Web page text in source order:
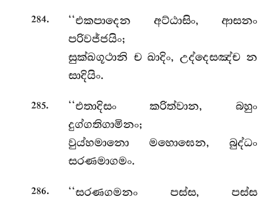
284.
‘‘එකපාදෙන අට්ඨාසිං, ආසනං
පරිවජ්ජයිං;
සුක්ඛගූථානි ච ඛාදිං, උද්දෙසඤ්ච න
සාදියිං.
285.
‘‘එතාදිසං කරිත්වාන, බහුං
දුග්ගතිගාමිනං;
වුය්හමානො මහොඝෙන, බුද්ධං
සරණමාගමං.
286.
‘‘සරණගමනං පස්ස, පස්ස